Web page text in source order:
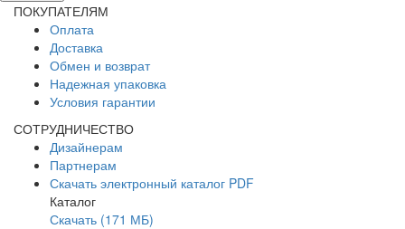
ПОКУПАТЕЛЯМ
Оплата
Доставка
Обмен и возврат
Надежная упаковка
Условия гарантии
СОТРУДНИЧЕСТВО
Дизайнерам
Партнерам
Скачать электронный каталог PDF
Каталог
Скачать (171 МБ)